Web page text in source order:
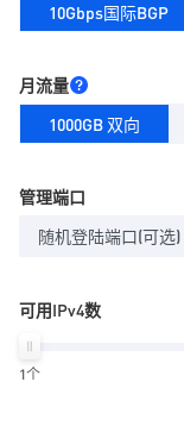
10Gbps国际BGP
月流量
1000GB 双向
管理端口
随机登陆端口(可选)
可用IPv4数
1个